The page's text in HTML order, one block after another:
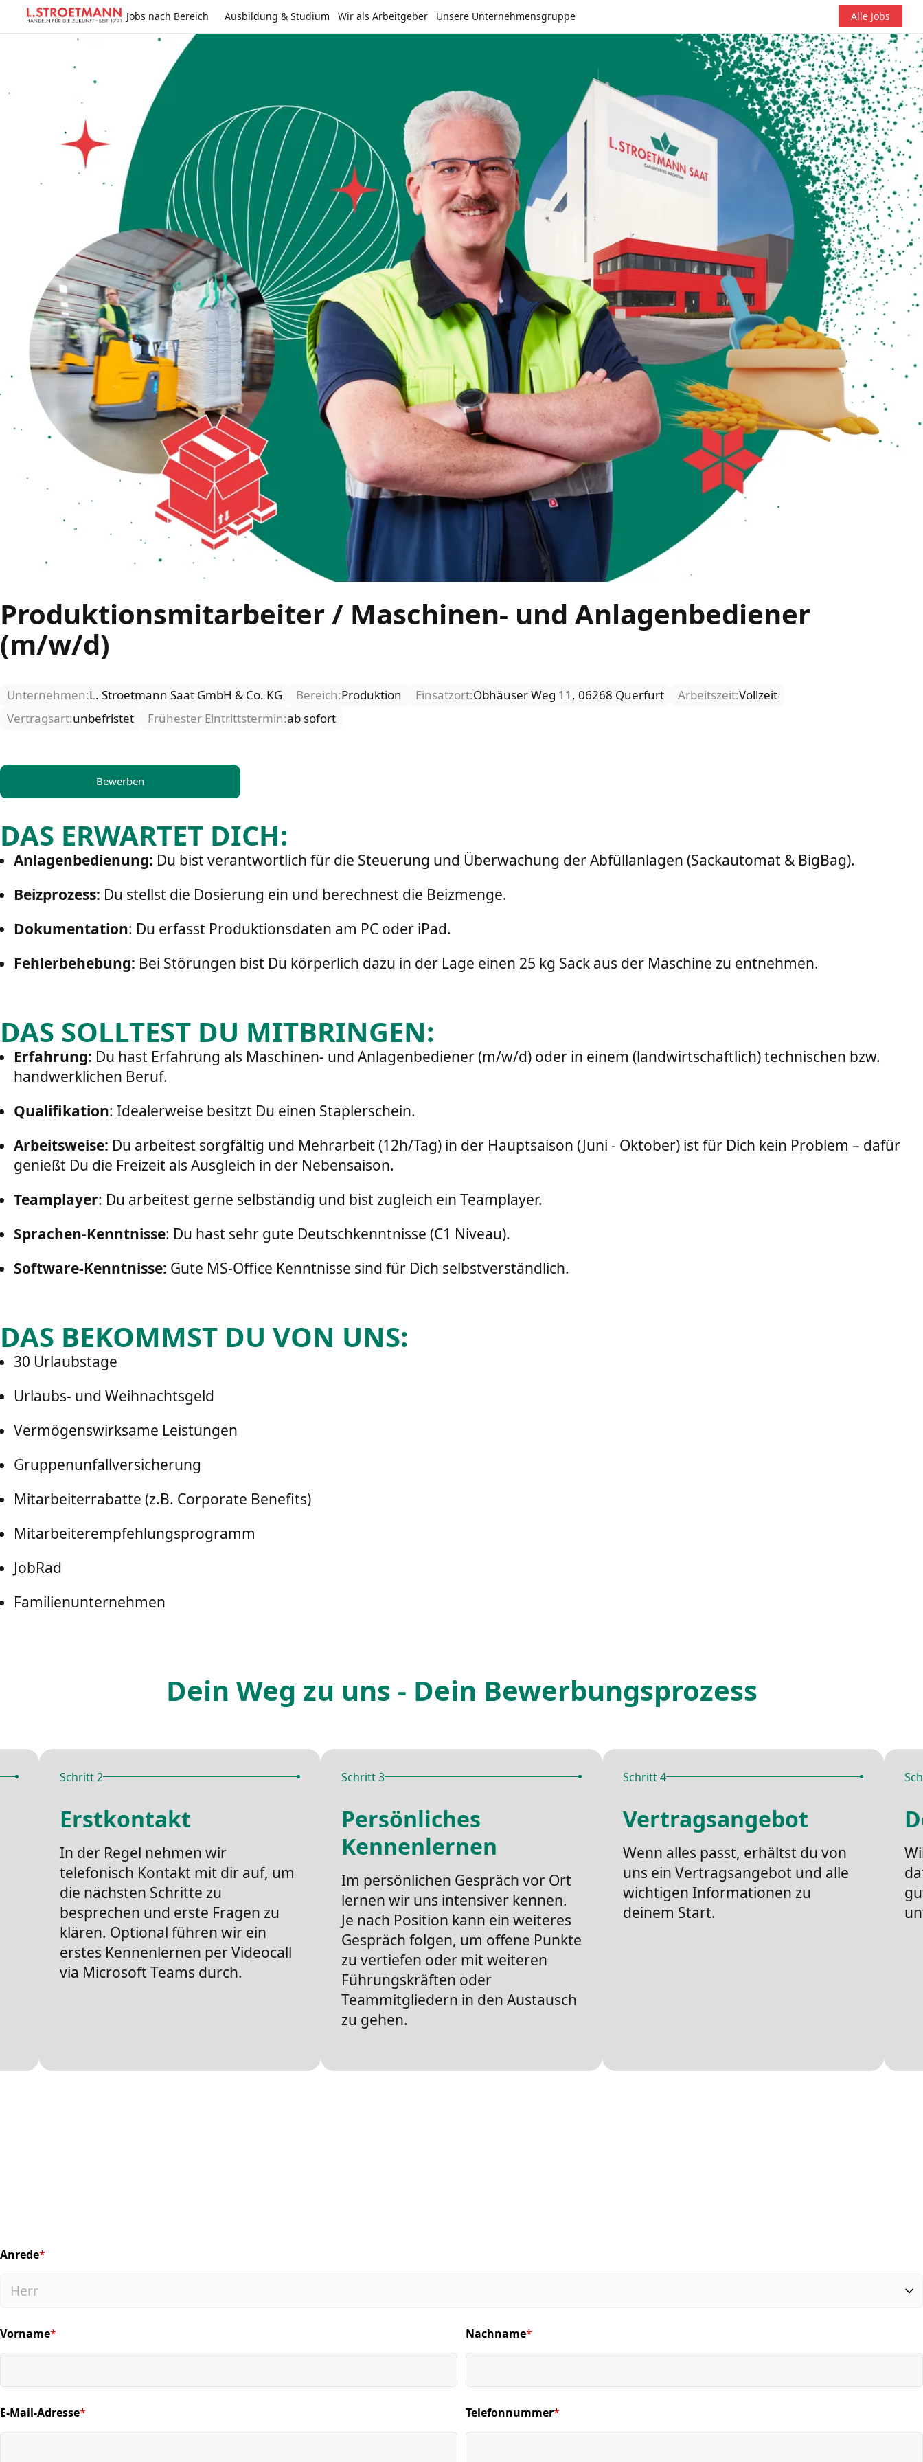
Jobs nach Bereich Ausbildung & Studium Wir als Arbeitgeber Unsere Unternehmensgruppe Alle Jobs
Produktionsmitarbeiter / Maschinen- und Anlagenbediener
(m/w/d)
Unternehmen:L. Stroetmann Saat GmbH & Co. KG Bereich:Produktion Einsatzort:Obhäuser Weg 11, 06268 Querfurt Arbeitszeit:Vollzeit
Vertragsart:unbefristet Frühester Eintrittstermin:ab sofort
Bewerben
DAS ERWARTET DICH:
Anlagenbedienung: Du bist verantwortlich für die Steuerung und Überwachung der Abfüllanlagen (Sackautomat & BigBag).
Beizprozess: Du stellst die Dosierung ein und berechnest die Beizmenge.
Dokumentation: Du erfasst Produktionsdaten am PC oder iPad.
Fehlerbehebung: Bei Störungen bist Du körperlich dazu in der Lage einen 25 kg Sack aus der Maschine zu entnehmen.
DAS SOLLTEST DU MITBRINGEN:
Erfahrung: Du hast Erfahrung als Maschinen- und Anlagenbediener (m/w/d) oder in einem (landwirtschaftlich) technischen bzw.
handwerklichen Beruf.
Qualifikation: Idealerweise besitzt Du einen Staplerschein.
Arbeitsweise: Du arbeitest sorgfältig und Mehrarbeit (12h/Tag) in der Hauptsaison (Juni - Oktober) ist für Dich kein Problem – dafür
genießt Du die Freizeit als Ausgleich in der Nebensaison.
Teamplayer: Du arbeitest gerne selbständig und bist zugleich ein Teamplayer.
Sprachen-Kenntnisse: Du hast sehr gute Deutschkenntnisse (C1 Niveau).
Software-Kenntnisse: Gute MS-Office Kenntnisse sind für Dich selbstverständlich.
DAS BEKOMMST DU VON UNS:
30 Urlaubstage
Urlaubs- und Weihnachtsgeld
Vermögenswirksame Leistungen
Gruppenunfallversicherung
Mitarbeiterrabatte (z.B. Corporate Benefits)
Mitarbeiterempfehlungsprogramm
JobRad
Familienunternehmen
Dein Weg zu uns - Dein Bewerbungsprozess
Schritt 2
Erstkontakt
In der Regel nehmen wir
telefonisch Kontakt mit dir auf, um
die nächsten Schritte zu
besprechen und erste Fragen zu
klären. Optional führen wir ein
erstes Kennenlernen per Videocall
via Microsoft Teams durch.
Schritt 3
Persönliches
Kennenlernen
Im persönlichen Gespräch vor Ort
lernen wir uns intensiver kennen.
Je nach Position kann ein weiteres
Gespräch folgen, um offene Punkte
zu vertiefen oder mit weiteren
Führungskräften oder
Teammitgliedern in den Austausch
zu gehen.
Schritt 4
Vertragsangebot
Wenn alles passt, erhältst du von
uns ein Vertragsangebot und alle
wichtigen Informationen zu
deinem Start.
Anrede*
(required)
Vorname*
(required) Nachname*
(required)
E-Mail-Adresse*
(required) Telefonnummer*
(required)